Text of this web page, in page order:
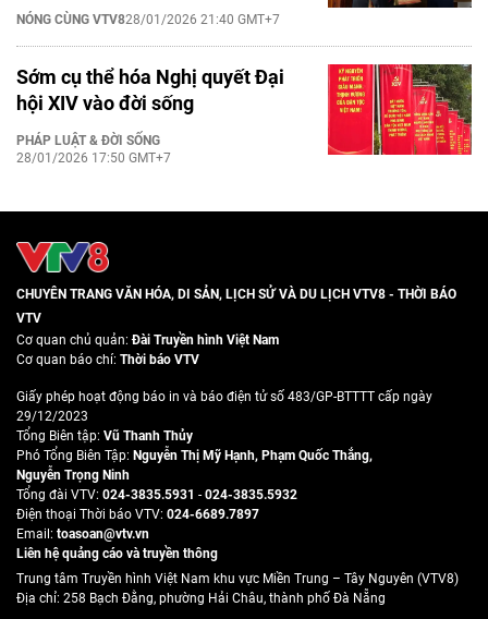
NÓNG CÙNG VTV828/01/2026 21:40 GMT+7
Sớm cụ thể hóa Nghị quyết Đại
hội XIV vào đời sống
PHÁP LUẬT & ĐỜI SỐNG
28/01/2026 17:50 GMT+7
CHUYÊN TRANG VĂN HÓA, DI SẢN, LỊCH SỬ VÀ DU LỊCH VTV8 - THỜI BÁO
VTV
Cơ quan chủ quản:Đài Truyền hình Việt Nam
Cơ quan báo chí: Thời báo VTV
Giấy phép hoạt động báo in và báo điện tử số 483/GP-BTTTT cấp ngày
29/12/2023
Tổng Biên tập: Vũ Thanh Thủy
Phó Tổng Biên Tập: Nguyễn Thị Mỹ Hạnh, Phạm Quốc Thắng,
Nguyễn Trọng Ninh
Tổng đài VTV: 024-3835.5931 - 024-3835.5932
Ðiện thoại Thời báo VTV: 024-6689.7897
Email: toasoan@vtv.vn
Liên hệ quảng cáo và truyền thông
Trung tâm Truyền hình Việt Nam khu vực Miền Trung – Tây Nguyên (VTV8)
Địa chỉ: 258 Bạch Đằng, phường Hải Châu, thành phố Đà Nẵng